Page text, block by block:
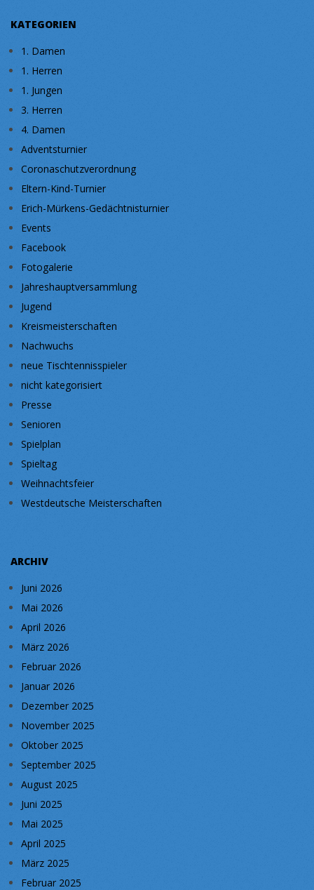
KATEGORIEN
1. Damen
1. Herren
1. Jungen
3. Herren
4. Damen
Adventsturnier
Coronaschutzverordnung
Eltern-Kind-Turnier
Erich-Mürkens-Gedächtnisturnier
Events
Facebook
Fotogalerie
Jahreshauptversammlung
Jugend
Kreismeisterschaften
Nachwuchs
neue Tischtennisspieler
nicht kategorisiert
Presse
Senioren
Spielplan
Spieltag
Weihnachtsfeier
Westdeutsche Meisterschaften
ARCHIV
Juni 2026
Mai 2026
April 2026
März 2026
Februar 2026
Januar 2026
Dezember 2025
November 2025
Oktober 2025
September 2025
August 2025
Juni 2025
Mai 2025
April 2025
März 2025
Februar 2025